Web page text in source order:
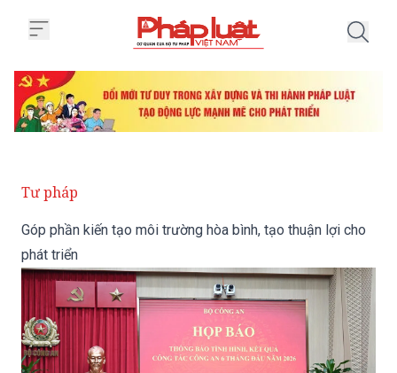
Tư pháp
Góp phần kiến tạo môi trường hòa bình, tạo thuận lợi cho
phát triển